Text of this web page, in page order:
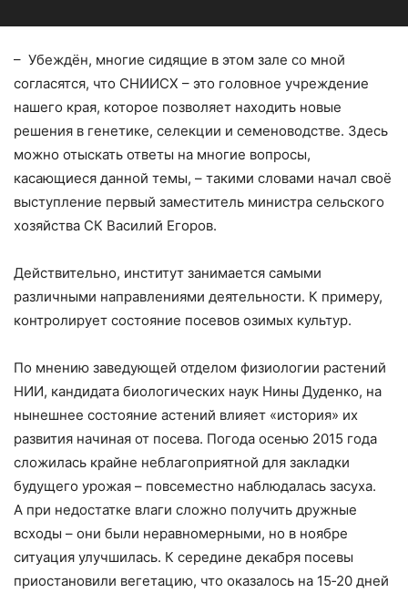
– Убеждён, многие сидящие в этом зале со мной
согласятся, что СНИИСХ – это головное учреждение
нашего края, которое позволяет находить новые
решения в генетике, селекции и семеноводстве. Здесь
можно отыскать ответы на многие вопросы,
касающиеся данной темы, – такими словами начал своё
выступление первый заместитель министра сельского
хозяйства СК Василий Егоров.
Действительно, институт занимается самыми
различными направлениями деятельности. К примеру,
контролирует состояние посевов озимых культур.
По мнению заведующей отделом физиологии растений
НИИ, кандидата биологических наук Нины Дуденко, на
нынешнее состояние астений влияет «история» их
развития начиная от посева. Погода осенью 2015 года
сложилась крайне неблагоприятной для закладки
будущего урожая – повсеместно наблюдалась засуха.
А при недостатке влаги сложно получить дружные
всходы – они были неравномерными, но в ноябре
ситуация улучшилась. К середине декабря посевы
приостановили вегетацию, что оказалось на 15‑20 дней